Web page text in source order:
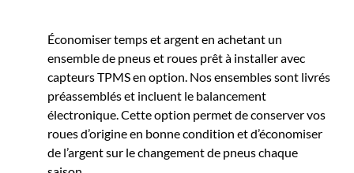
Économiser temps et argent en achetant un
ensemble de pneus et roues prêt à installer avec
capteurs TPMS en option. Nos ensembles sont livrés
préassemblés et incluent le balancement
électronique. Cette option permet de conserver vos
roues d’origine en bonne condition et d’économiser
de l’argent sur le changement de pneus chaque